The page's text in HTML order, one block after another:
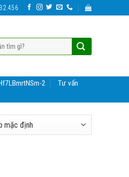
2
Tư vấn